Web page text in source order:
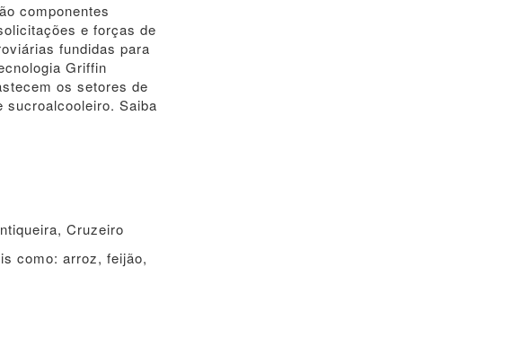
componentes
e forças de
fundidas para
Griffin
os setores de
sucroalcooleiro. Saiba
Cruzeiro
como: arroz, feijão,